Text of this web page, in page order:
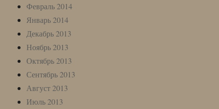
Февраль 2014
Январь 2014
Декабрь 2013
Ноябрь 2013
Октябрь 2013
Сентябрь 2013
Август 2013
Июль 2013